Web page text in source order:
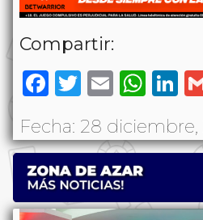
Compartir:
Facebook
Twitter
Email
Fecha: 28